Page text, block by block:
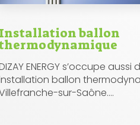
Installation ballon
ENERGY s’occupe
ballon
sur-Saône....